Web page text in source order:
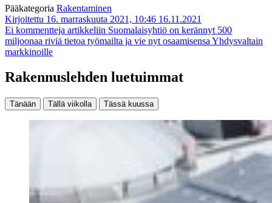
Pääkategoria Rakentaminen
Kirjoitettu 16. marraskuuta 2021, 10:46 16.11.2021
Ei kommentteja artikkeliin Suomalaisyhtiö on kerännyt 500
miljoonaa riviä tietoa työmailta ja vie nyt osaamisensa Yhdysvaltain
markkinoille
Rakennuslehden luetuimmat
Tänään Tällä viikolla Tässä kuussa